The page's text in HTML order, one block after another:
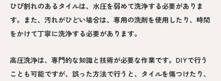
ひび割れのあるタイルは、水圧を弱めて洗浄する必要がありま
す。また、汚れがひどい場合は、専用の洗剤を使用したり、時間
をかけて丁寧に洗浄する必要があります。
高圧洗浄は、専門的な知識と技術が必要な作業です。DIYで行う
ことも可能ですが、誤った方法で行うと、タイルを傷つけたり、